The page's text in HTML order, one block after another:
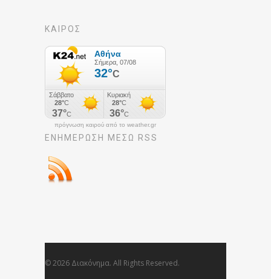
ΚΑΙΡΟΣ
πρόγνωση καιρού από το weather.gr
ΕΝΗΜΈΡΩΣΉ ΜΕΣΩ RSS
© 2026 Διακόνημα. All Rights Reserved.